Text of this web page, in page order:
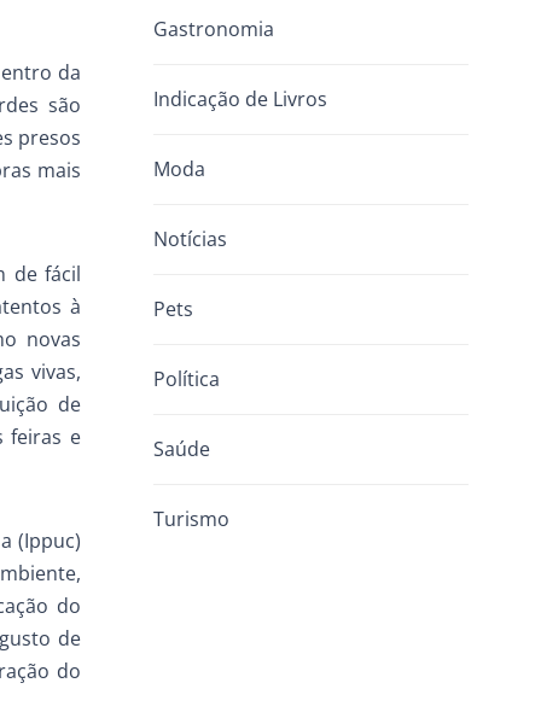
da
são
presos
mais
de fácil
à
novas
vivas,
de
feiras e
(Ippuc)
do
de
do
Gastronomia
Indicação de Livros
Moda
Notícias
Pets
Política
Saúde
Turismo